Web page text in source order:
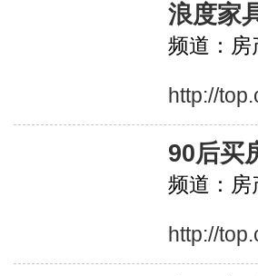
浪度家
频道：房
http://
90后买
频道：房
http://